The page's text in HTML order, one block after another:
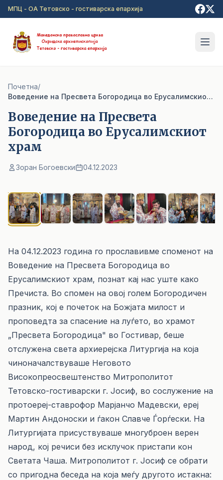
Прејди на главна содржина
МПЦ - ОА Тетовско - гостиварска епархија
Почетна/
Воведение на Пресвета Богородица во Ерусалимскиот храм
Воведение на Пресвета
Богородица во Ерусалимскиот
храм
Зоран Богоевски 04.12.2023
На 04.12.2023 година го прославивме споменот на
Воведение на Пресвета Богородица во
Ерусалимскиот храм, познат кај нас уште како
Пречиста. Во спомен на овој голем Богородичен
празник, кој е почеток на Божјата милост и
проповедта за спасение на луѓето, во храмот
„Пресвета Богородица" во Гостивар, беше
отслужена света архиерејска Литургија на која
чиноначалствуваше Неговото
Високопреосвештенство Митрополитот
Тетовско-гостиварски г. Јосиф, во сослужение на
протоереј-ставрофор Марјанчо Мадевски, ереј
Мартин Андоноски и ѓакон Славче Ѓорѓески. На
Литургијата присуствуваше многуброен верен
народ, кој речиси без исклучок пристапи кон
Светата Чаша. Митрополитот г. Јосиф се обрати
со пригодна беседа на која меѓу другото истакна: